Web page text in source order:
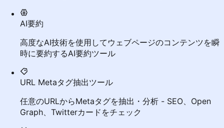
AI要約
高度なAI技術を使用してウェブページのコンテンツを瞬
時に要約するAI要約ツール
URL Metaタグ抽出ツール
任意のURLからMetaタグを抽出・分析 - SEO、Open
Graph、Twitterカードをチェック